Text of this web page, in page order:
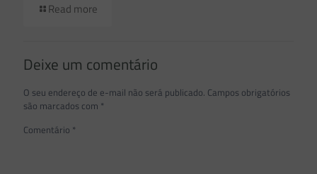
Read more
Deixe um comentário
O seu endereço de e-mail não será publicado. Campos obrigatórios
são marcados com *
Comentário *